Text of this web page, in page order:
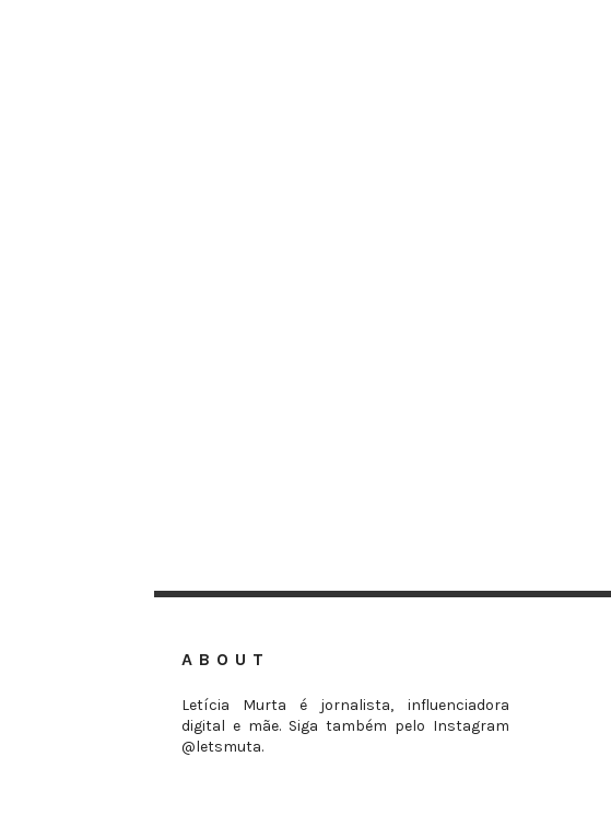
ABOUT
Letícia Murta é jornalista, influenciadora
digital e mãe. Siga também pelo Instagram
@letsmuta.